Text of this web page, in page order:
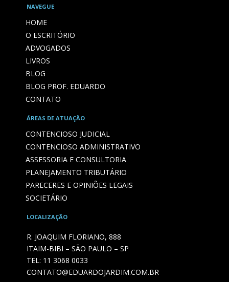
NAVEGUE
HOME
O ESCRITÓRIO
ADVOGADOS
LIVROS
BLOG
BLOG PROF. EDUARDO
CONTATO
ÁREAS DE ATUAÇÃO
CONTENCIOSO JUDICIAL
CONTENCIOSO ADMINISTRATIVO
ASSESSORIA E CONSULTORIA
PLANEJAMENTO TRIBUTÁRIO
PARECERES E OPINIÕES LEGAIS
SOCIETÁRIO
LOCALIZAÇÃO
R. JOAQUIM FLORIANO, 888
ITAIM-BIBI – SÃO PAULO – SP
TEL: 11 3068 0033
CONTATO@EDUARDOJARDIM.COM.BR